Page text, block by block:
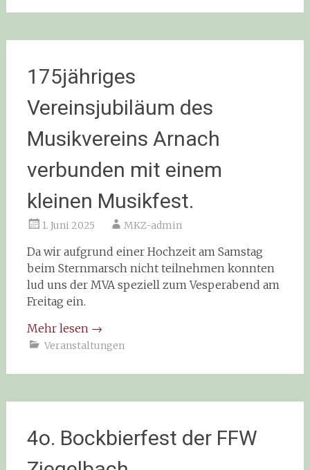
175jähriges
Vereinsjubiläum des
Musikvereins Arnach
verbunden mit einem
kleinen Musikfest.
1. Juni 2025 MKZ-admin
Da wir aufgrund einer Hochzeit am Samstag
beim Sternmarsch nicht teilnehmen konnten
lud uns der MVA speziell zum Vesperabend am
Freitag ein.
Mehr lesen →
Veranstaltungen
4o. Bockbierfest der FFW